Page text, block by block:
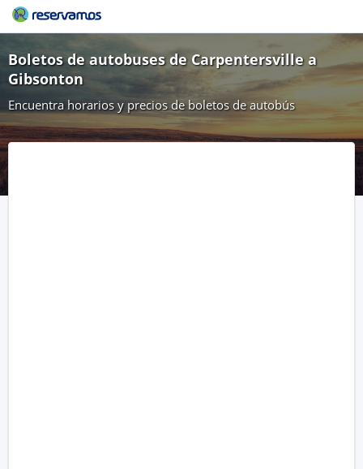
Boletos de autobuses de Carpentersville a
Gibsonton
Encuentra horarios y precios de boletos de autobús